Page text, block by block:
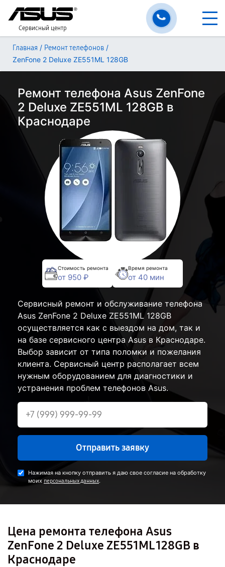
Сервисный центр
Главная / Ремонт телефонов /
ZenFone 2 Deluxe ZE551ML 128GB
Ремонт телефона Asus ZenFone
2 Deluxe ZE551ML 128GB в
Краснодаре
Стоимость ремонта
от 950 ₽
Время ремонта
от 40 мин
Сервисный ремонт и обслуживание телефона
Asus ZenFone 2 Deluxe ZE551ML 128GB
осуществляется как с выездом на дом, так и
на базе сервисного центра Asus в Краснодаре.
Выбор зависит от типа поломки и пожелания
клиента. Сервисный центр располагает всем
нужным оборудованием для диагностики и
устранения проблем телефонов Asus.
Отправить заявку
Нажимая на кнопку отправить я даю свое согласие на обработку
моих персональных данных.
Цена ремонта телефона Asus
ZenFone 2 Deluxe ZE551ML 128GB в
Краснодаре